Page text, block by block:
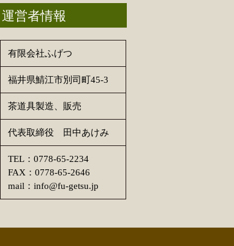
運営者情報
有限会社ふげつ
福井県鯖江市別司町45-3
茶道具製造、販売
代表取締役 田中あけみ
TEL：0778-65-2234
FAX：0778-65-2646
mail：info@fu-getsu.jp